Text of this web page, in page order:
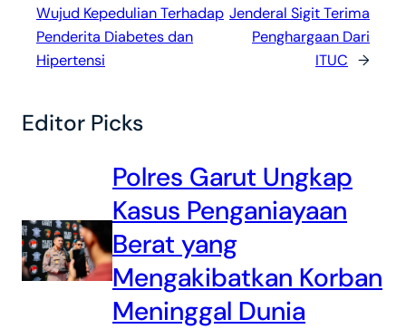
Wujud Kepedulian Terhadap
Penderita Diabetes dan
Hipertensi
Jenderal Sigit Terima
Penghargaan Dari
ITUC →
Editor Picks
Polres Garut Ungkap
Kasus Penganiayaan
Berat yang
Mengakibatkan Korban
Meninggal Dunia